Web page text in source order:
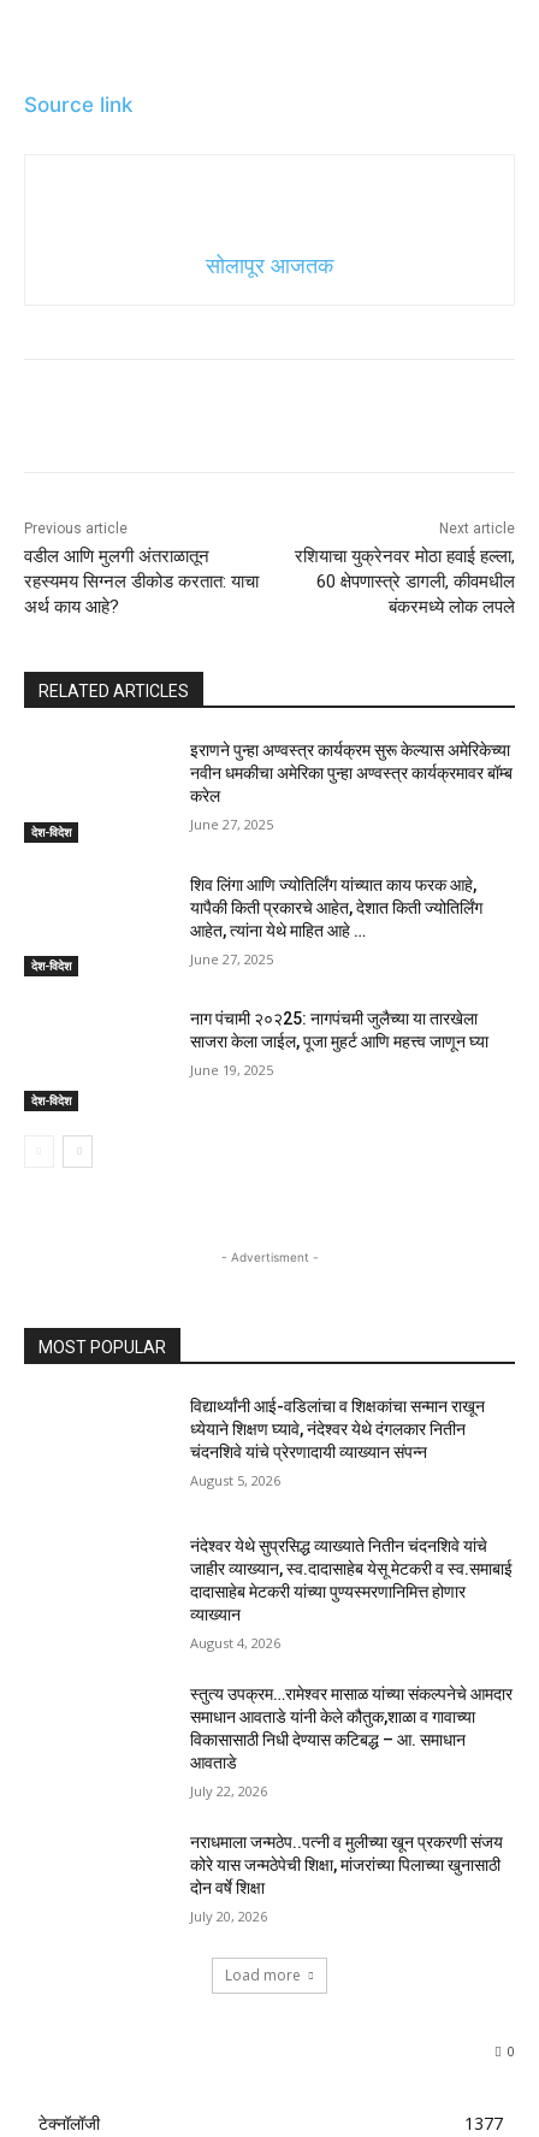
Source link
सोलापूर आजतक
Previous article
वडील आणि मुलगी अंतराळातून
रहस्यमय सिग्नल डीकोड करतात: याचा
अर्थ काय आहे?
Next article
रशियाचा युक्रेनवर मोठा हवाई हल्ला,
60 क्षेपणास्त्रे डागली, कीवमधील
बंकरमध्ये लोक लपले
RELATED ARTICLES
देश-विदेश
इराणने पुन्हा अण्वस्त्र कार्यक्रम सुरू केल्यास अमेरिकेच्या
नवीन धमकीचा अमेरिका पुन्हा अण्वस्त्र कार्यक्रमावर बॉम्ब
करेल
June 27, 2025
देश-विदेश
शिव लिंगा आणि ज्योतिर्लिंग यांच्यात काय फरक आहे,
यापैकी किती प्रकारचे आहेत, देशात किती ज्योतिर्लिंग
आहेत, त्यांना येथे माहित आहे …
June 27, 2025
देश-विदेश
नाग पंचामी २०२25: नागपंचमी जुलैच्या या तारखेला
साजरा केला जाईल, पूजा मुहर्ट आणि महत्त्व जाणून घ्या
June 19, 2025
- Advertisment -
MOST POPULAR
विद्यार्थ्यांनी आई-वडिलांचा व शिक्षकांचा सन्मान राखून
ध्येयाने शिक्षण घ्यावे, नंदेश्वर येथे दंगलकार नितीन
चंदनशिवे यांचे प्रेरणादायी व्याख्यान संपन्न
August 5, 2026
नंदेश्वर येथे सुप्रसिद्ध व्याख्याते नितीन चंदनशिवे यांचे
जाहीर व्याख्यान, स्व.दादासाहेब येसू मेटकरी व स्व.समाबाई
दादासाहेब मेटकरी यांच्या पुण्यस्मरणानिमित्त होणार
व्याख्यान
August 4, 2026
स्तुत्य उपक्रम…रामेश्वर मासाळ यांच्या संकल्पनेचे आमदार
समाधान आवताडे यांनी केले कौतुक,शाळा व गावाच्या
विकासासाठी निधी देण्यास कटिबद्ध – आ. समाधान
आवताडे
July 22, 2026
नराधमाला जन्मठेप..पत्नी व मुलीच्या खून प्रकरणी संजय
कोरे यास जन्मठेपेची शिक्षा, मांजरांच्या पिलाच्या खुनासाठी
दोन वर्षे शिक्षा
July 20, 2026
Load more
0
टेक्नॉलॉजी
1377